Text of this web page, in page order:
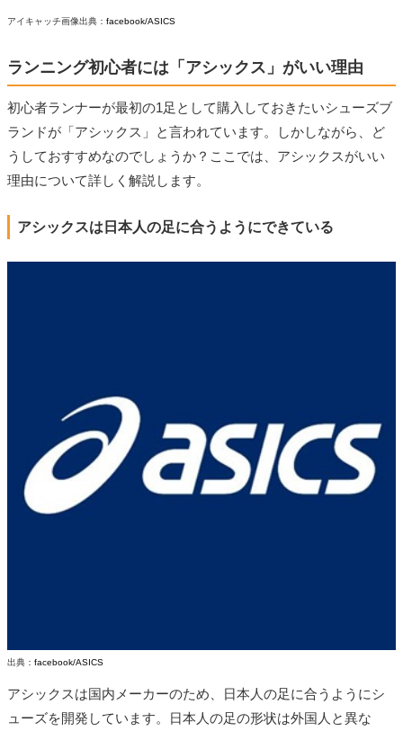
アイキャッチ画像出典： facebook/ASICS
ランニング初心者には「アシックス」がいい理由
初心者ランナーが最初の1足として購入しておきたいシューズブ
ランドが「アシックス」と言われています。しかしながら、ど
うしておすすめなのでしょうか？ここでは、アシックスがいい
理由について詳しく解説します。
アシックスは日本人の足に合うようにできている
出典： facebook/ASICS
アシックスは国内メーカーのため、日本人の足に合うようにシ
ューズを開発しています。日本人の足の形状は外国人と異な